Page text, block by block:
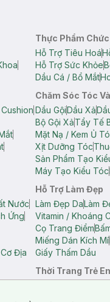
Thực Phẩm
Hỗ Trợ Tiêu Hoá
Hỗ Trợ Sức Khỏe
Dầu Cá / Bổ Mắt
Chăm Sóc Tóc
Dầu GộiDầu Xả
Bộ Gội XảTẩy Tế
Mặt Nạ / Kem Ủ
Xịt Dưỡng Tóc
Sản Phẩm Tạo
Máy Tạo Kiểu Tóc
Nước
Ứng
Địa
Hỗ Trợ Làm Đẹp
Làm Đẹp DaLàm
Vitamin / Khoáng
Cọ Trang Điểm
Miếng Dán Kích Mí
Giấy Thấm Dầu
Thời Trang Trẻ